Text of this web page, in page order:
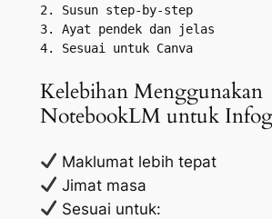
2. Susun step-by-step
3. Ayat pendek dan jelas
4. Sesuai untuk Canva
Kelebihan Menggunakan
NotebookLM untuk
Maklumat lebih tepat
Jimat masa
Sesuai untuk: